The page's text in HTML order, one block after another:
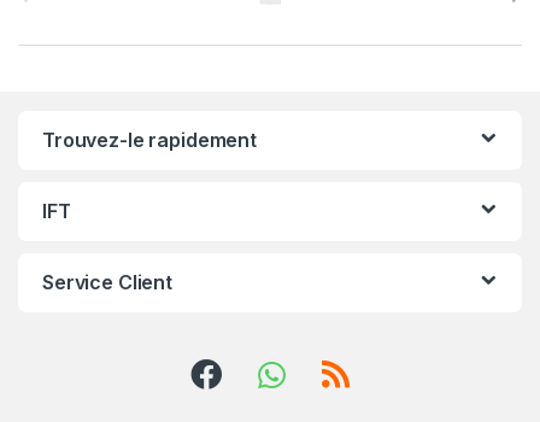
Trouvez-le rapidement
IFT
Service Client